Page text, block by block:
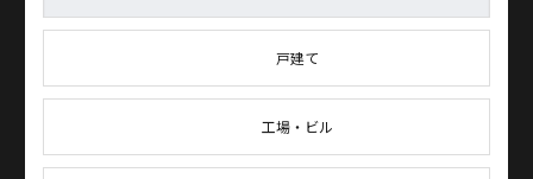
戸建て
工場・ビル